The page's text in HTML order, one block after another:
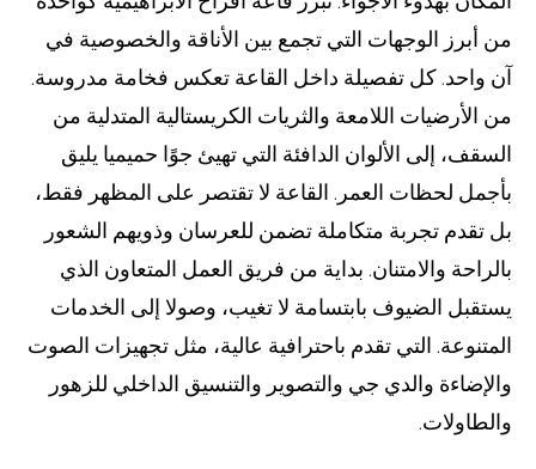
من أبرز الوجهات التي تجمع بين الأناقة والخصوصية في
آن واحد. كل تفصيلة داخل القاعة تعكس فخامة مدروسة.
من الأرضيات اللامعة والثريات الكريستالية المتدلية من
السقف، إلى الألوان الدافئة التي تهيئ جوًا حميميا يليق
بأجمل لحظات العمر. القاعة لا تقتصر على المظهر فقط،
بل تقدم تجربة متكاملة تضمن للعرسان وذويهم الشعور
بالراحة والامتنان. بداية من فريق العمل المتعاون الذي
يستقبل الضيوف بابتسامة لا تغيب، وصولا إلى الخدمات
المتنوعة. التي تقدم باحترافية عالية، مثل تجهيزات الصوت
والإضاءة والدي جي والتصوير والتنسيق الداخلي للزهور
والطاولات.